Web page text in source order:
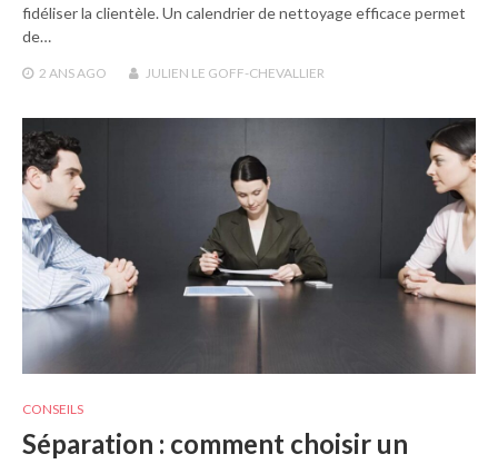
fidéliser la clientèle. Un calendrier de nettoyage efficace permet
de…
2 ANS AGO JULIEN LE GOFF-CHEVALLIER
CONSEILS
Séparation : comment choisir un